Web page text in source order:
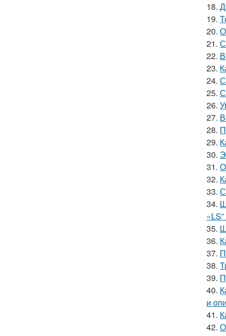
18.
19.
20.
21.
22.
23.
24.
25.
26.
27.
28.
29.
30.
31.
32.
33.
34.
35.
36.
37.
38.
39.
40.
и
41.
42.